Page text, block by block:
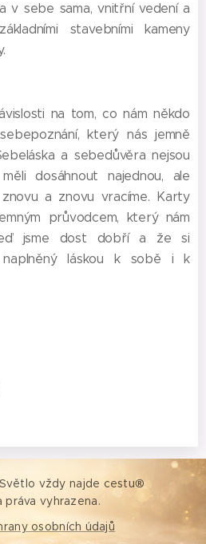
v sebe sama, vnitřní vedení a
stavebními kameny
na tom, co nám někdo
který nás jemně
a sebedůvěra nejsou
dosáhnout najednou, ale
a znovu vracíme. Karty
průvodcem, který nám
jsme dost dobří a že si
láskou k sobě i k
vždy najde cestu®
práva vyhrazena.
osobních údajů